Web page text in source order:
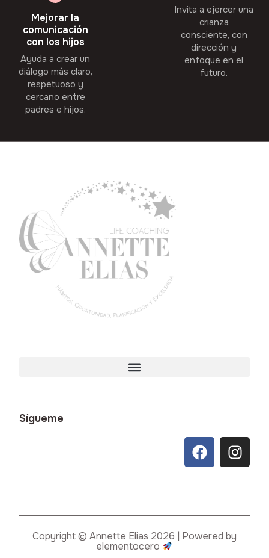
Mejorar la
comunicación
con los hijos
Ayuda a crear un
diálogo más claro,
respetuoso y
cercano entre
padres e hijos.
Invita a ejercer una
crianza
consciente, con
dirección y
enfoque en el
futuro.
Sígueme
Copyright © Annette Elias 2026 | Powered by
elementocero